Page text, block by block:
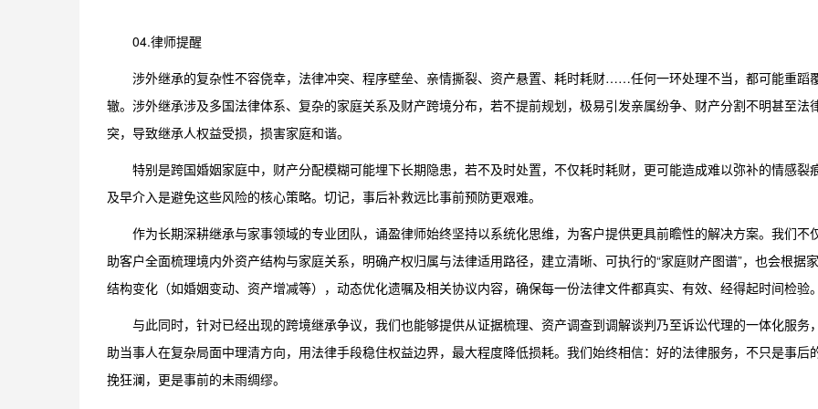
04.律师提醒
涉外继承的复杂性不容侥幸，法律冲突、程序壁垒、亲情撕裂、资产悬置、耗时耗财……任何一环处理不当，都可能重蹈
辙。涉外继承涉及多国法律体系、复杂的家庭关系及财产跨境分布，若不提前规划，极易引发亲属纷争、财产分割不明甚至法
突，导致继承人权益受损，损害家庭和谐。
特别是跨国婚姻家庭中，财产分配模糊可能埋下长期隐患，若不及时处置，不仅耗时耗财，更可能造成难以弥补的情感裂痕
及早介入是避免这些风险的核心策略。切记，事后补救远比事前预防更艰难。
作为长期深耕继承与家事领域的专业团队，诵盈律师始终坚持以系统化思维，为客户提供更具前瞻性的解决方案。我们不
助客户全面梳理境内外资产结构与家庭关系，明确产权归属与法律适用路径，建立清晰、可执行的“家庭财产图谱”，也会根据
结构变化（如婚姻变动、资产增减等），动态优化遗嘱及相关协议内容，确保每一份法律文件都真实、有效、经得起时间检验。
与此同时，针对已经出现的跨境继承争议，我们也能够提供从证据梳理、资产调查到调解谈判乃至诉讼代理的一体化服务
助当事人在复杂局面中理清方向，用法律手段稳住权益边界，最大程度降低损耗。我们始终相信：好的法律服务，不只是事后
挽狂澜，更是事前的未雨绸缪。